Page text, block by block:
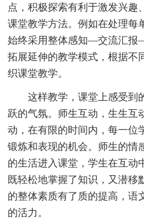
点，积极探索有利于激发兴趣
课堂教学方法。例如在处理每
始终采用整体感知—交流汇
拓展延伸的教学模式，根据不
织课堂教学。
这样教学，课堂上感受到
跃的气氛。师生互动，生生互
动，在有限的时间内，每一位
锻炼和表现的机会。师生的情
的生活进入课堂，学生在互动
既轻松地掌握了知识，又潜移
的整体素质有了质的提高，语
的活力。